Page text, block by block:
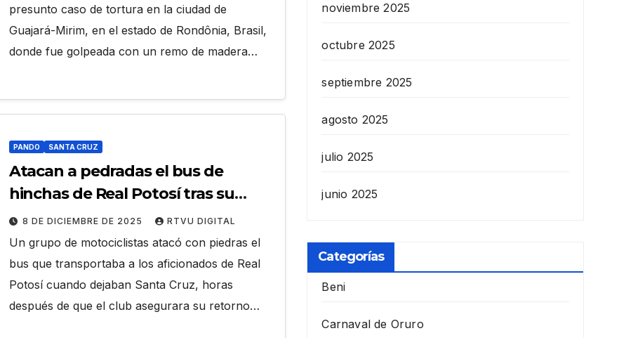
presunto caso de tortura en la ciudad de
Guajará-Mirim, en el estado de Rondônia, Brasil,
donde fue golpeada con un remo de madera…
PANDO SANTA CRUZ
Atacan a pedradas el bus de
hinchas de Real Potosí tras su
ascenso
8 DE DICIEMBRE DE 2025 RTVU DIGITAL
Un grupo de motociclistas atacó con piedras el
bus que transportaba a los aficionados de Real
Potosí cuando dejaban Santa Cruz, horas
después de que el club asegurara su retorno…
noviembre 2025
octubre 2025
septiembre 2025
agosto 2025
julio 2025
junio 2025
Categorías
Beni
Carnaval de Oruro